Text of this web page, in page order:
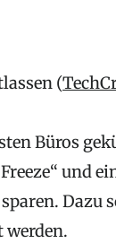
(
Büros
und
Dazu
werden.